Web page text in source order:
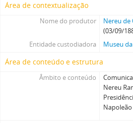
Área de contextualização
Nome do produtor
Nereu de
(03/09/
Entidade custodiadora
Museu
Área de conteúdo e estrutura
Âmbito e conteúdo
Nereu